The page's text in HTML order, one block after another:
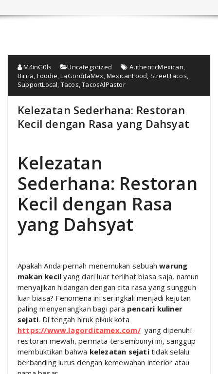
M4inG0ls Uncategorized AuthenticMexican
Birria Foodie ,LaGorditaMex ,MexicanFood StreetTacos
SupportLocal Tacos ,TacosAlPastor
Kelezatan Sederhana: Restoran
Kecil dengan Rasa yang Dahsyat
Kelezatan
Sederhana: Restoran
Kecil dengan Rasa
yang Dahsyat
Apakah Anda pernah menemukan sebuahwarung
makan kecil yang dari luar terlihat biasa saja, namun
menyajikan hidangan dengan cita rasa yang sungguh
luar biasa? Fenomena ini seringkali menjadi kejutan
paling menyenangkan bagi para pencari kuliner
sejati. Di tengah hiruk pikuk kota
https://www.lagorditamex.com/yang dipenuhi
restoran mewah, permata tersembunyi ini, sanggup
membuktikan bahwa kelezatan sejatitidak selalu
berbanding lurus dengan kemewahan interior atau